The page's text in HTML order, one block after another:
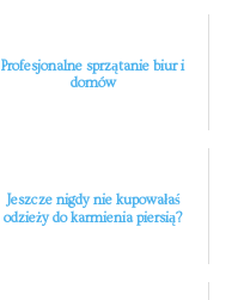
Profesjonalne sprzątanie biur i
domów
Jeszcze nigdy nie kupowałaś
odzieży do karmienia piersią?